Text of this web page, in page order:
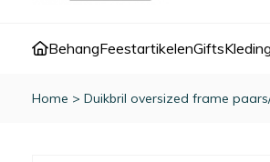
BehangFeestartikelenGiftsKleding
Home > Duikbril oversized frame